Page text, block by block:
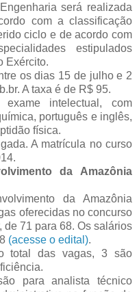
será realizada
com a classificação
ciclo e de acordo com
estipulados
Exército.
os dias 15 de julho e 2
A taxa é de R$ 95.
intelectual, com
português e inglês,
física.
A matrícula no curso
da Amazônia
da Amazônia
oferecidas no concurso
71 para 68. Os salários
(acesse o edital).
total das vagas, 3 são
para analista técnico